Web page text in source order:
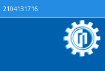
2104131716